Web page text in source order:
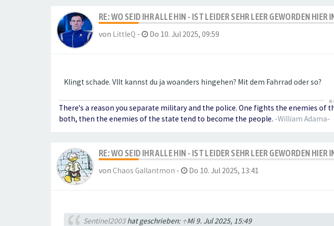
RE: WO SEID IHR ALLE HIN - IST LEIDER SEHR LEER GEWORDEN HIER
von LittleQ - Do 10. Jul 2025, 09:59
Klingt schade. Vllt kannst du ja woanders hingehen? Mit dem Fahrrad oder so?
There's a reason you separate military and the police. One fights the enemies
both, then the enemies of the state tend to become the people. -William Adama-
RE: WO SEID IHR ALLE HIN - IST LEIDER SEHR LEER GEWORDEN HIER
von Chaos Gallantmon - Do 10. Jul 2025, 13:41
Sentinel2003hat geschrieben: ↑Mi 9. Jul 2025, 15:49